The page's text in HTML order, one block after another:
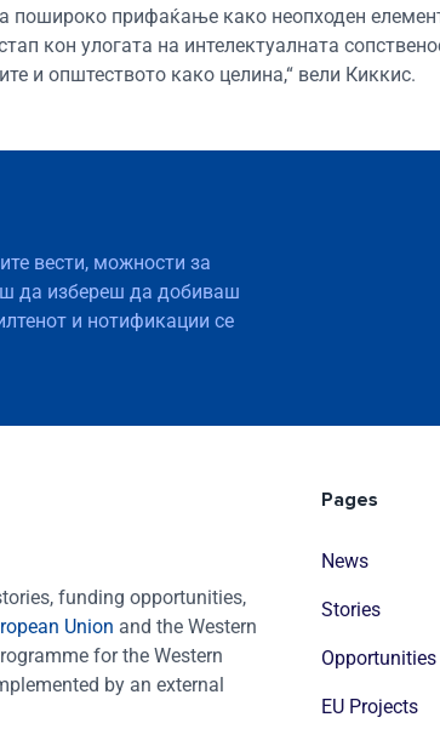
пошироко прифаќање како неопходен
кон улогата на интелектуалната
и општеството како целина,“ вели Киккис.
вести, можности за
да избереш да добиваш
и нотификации се
funding opportunities,
Union and the Western
for the Western
by an external
Pages
News
Stories
Opportunities
EU Projects